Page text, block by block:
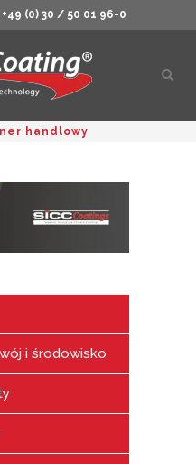
+49 (0) 30 / 50 01 96-0
handlowy
i środowisko